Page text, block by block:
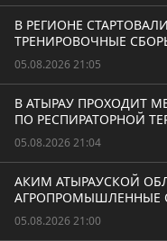
В РЕГИОНЕ
ТРЕНИРОВОЧНЫЕ
05.08.2026 21:05
В АТЫРАУ ПРОХОДИТ
ПО РЕСПИРАТОРНОЙ
05.08.2026 21:04
АКИМ АТЫРАУСКОЙ
АГРОПРОМЫШЛЕННЫЕ
05.08.2026 21:00